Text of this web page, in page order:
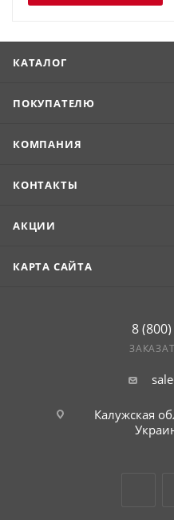
КАТАЛОГ
ПОКУПАТЕЛЮ
КОМПАНИЯ
КОНТАКТЫ
АКЦИИ
КАРТА САЙТА
8
Калужская